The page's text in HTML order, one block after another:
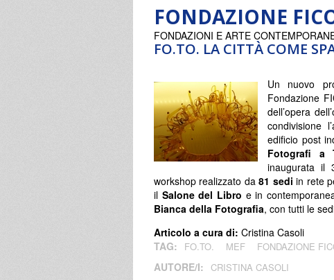
FONDAZIONE
FO.TO. LA CITTÀ COME
FONDAZIONI E ARTE
Un nuovo
Fondazione
dell’opera
condivisione
edificio post
Fotografi a
inaugurata il
workshop realizzato da81 sedi in rete
il Salone del Libro e in
Bianca della Fotografia, con tutti le
Articolo a cura di: Cristina Casoli
TAG:
FO.TO. MEF FONDAZIONE
AUTORE/I: CRISTINA CASOLI